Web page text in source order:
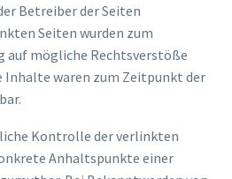
Betreiber der Seiten
Seiten wurden zum
auf mögliche Rechtsverstöße
Inhalte waren zum Zeitpunkt der
Kontrolle der verlinkten
Anhaltspunkte einer